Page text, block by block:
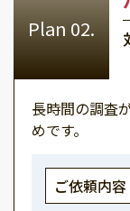
長時間の調査
めです。
ご依頼内容